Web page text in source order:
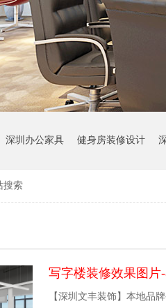
深圳办公家具 健身房装修设计
搜索
写字楼装修效果图片
【深圳文丰装饰】本地品